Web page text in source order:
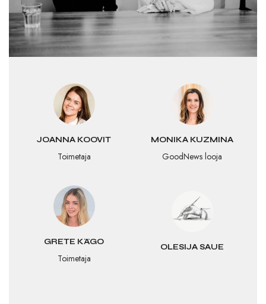
JOANNA KOOVIT
Toimetaja
MONIKA KUZMINA
GoodNews looja
GRETE KÄGO
Toimetaja
OLESIJA SAUE